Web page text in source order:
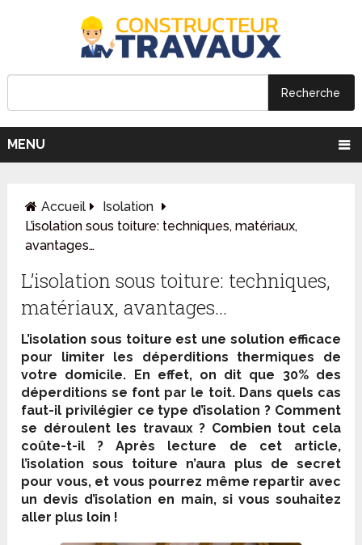
MENU
Accueil
Isolation
L’isolation sous toiture: techniques, matériaux,
avantages…
L’isolation sous toiture: techniques,
matériaux, avantages…
L’isolation sous toiture est une solution efficace
pour limiter les déperditions thermiques de
votre domicile. En effet, on dit que 30% des
déperditions se font par le toit. Dans quels cas
faut-il privilégier ce type d’isolation ? Comment
se déroulent les travaux ? Combien tout cela
coûte-t-il ? Après lecture de cet article,
l’isolation sous toiture n’aura plus de secret
pour vous, et vous pourrez même repartir avec
un devis d’isolation en main, si vous souhaitez
aller plus loin !